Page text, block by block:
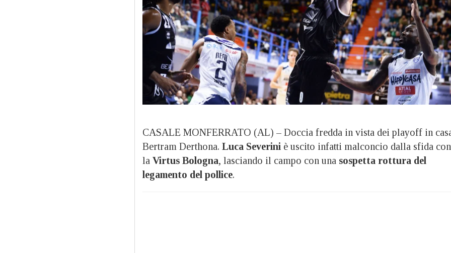
CASALE MONFERRATO (AL) – Doccia fredda in vista dei playoff in
Bertram Derthona. Luca Severini è uscito infatti malconcio dalla sfida con
la Virtus Bologna, lasciando il campo con una sospetta rottura del
legamento del pollice.